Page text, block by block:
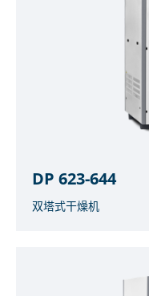
DP 623-644
双塔式干燥机